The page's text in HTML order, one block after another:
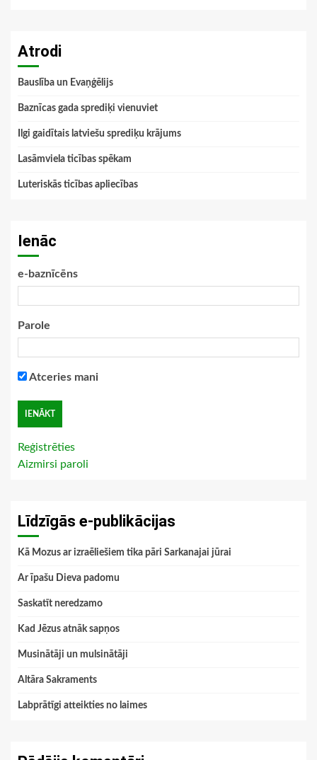
Atrodi
Bauslība un Evaņģēlijs
Baznīcas gada sprediķi vienuviet
Ilgi gaidītais latviešu sprediķu krājums
Lasāmviela ticības spēkam
Luteriskās ticības apliecības
Ienāc
e-baznīcēns
Parole
Atceries mani
Reģistrēties
Aizmirsi paroli
Līdzīgās e-publikācijas
Kā Mozus ar izraēliešiem tika pāri Sarkanajai jūrai
Ar īpašu Dieva padomu
Saskatīt neredzamo
Kad Jēzus atnāk sapņos
Musinātāji un mulsinātāji
Altāra Sakraments
Labprātīgi atteikties no laimes